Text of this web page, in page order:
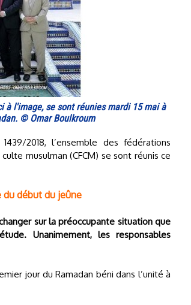
à l'image, se sont réunies mardi 15 mai à
© Omar Boulkroum
2018, l’ensemble des fédérations
musulman (CFCM) se sont réunis ce
du début du jeûne
sur la préoccupante situation que
Unanimement, les responsables
jour du Ramadan béni dans l’unité à